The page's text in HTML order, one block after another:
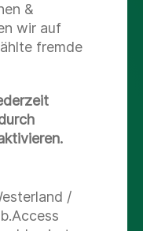
&
wir auf
fremde
/